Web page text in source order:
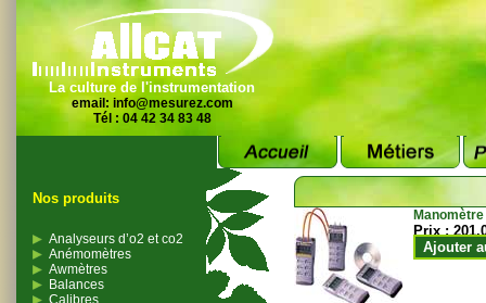
La culture de l'instrumentation
email: info@mesurez.com
Tél : 04 42 34 83 48
Nos produits
Analyseurs d’o2 et co2
Anémomètres
Awmètres
Balances
Calibres
Prix :
Ajouter